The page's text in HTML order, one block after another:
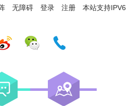
无障碍 登录 注册 本站支持IPV6